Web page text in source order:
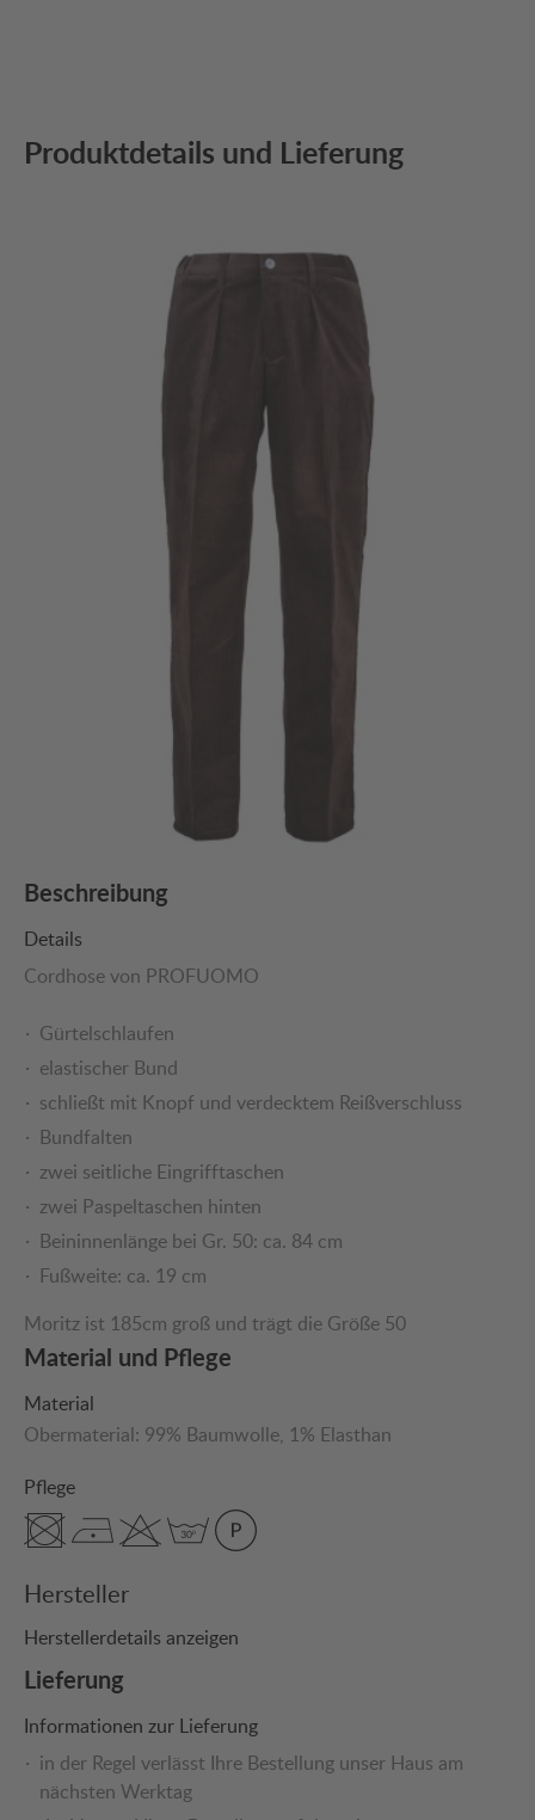
Produktdetails und Lieferung
Beschreibung
Details
Cordhose von PROFUOMO
Gürtelschlaufen
elastischer Bund
schließt mit Knopf und verdecktem Reißverschluss
Bundfalten
zwei seitliche Eingrifftaschen
zwei Paspeltaschen hinten
Beininnenlänge bei Gr. 50: ca. 84 cm
Fußweite: ca. 19 cm
Moritz ist 185cm groß und trägt die Größe 50
Material und Pflege
Material
Obermaterial: 99% Baumwolle, 1% Elasthan
Pflege
Hersteller
Herstellerdetails anzeigen
Lieferung
Informationen zur Lieferung
in der Regel verlässt Ihre Bestellung unser Haus am
nächsten Werktag